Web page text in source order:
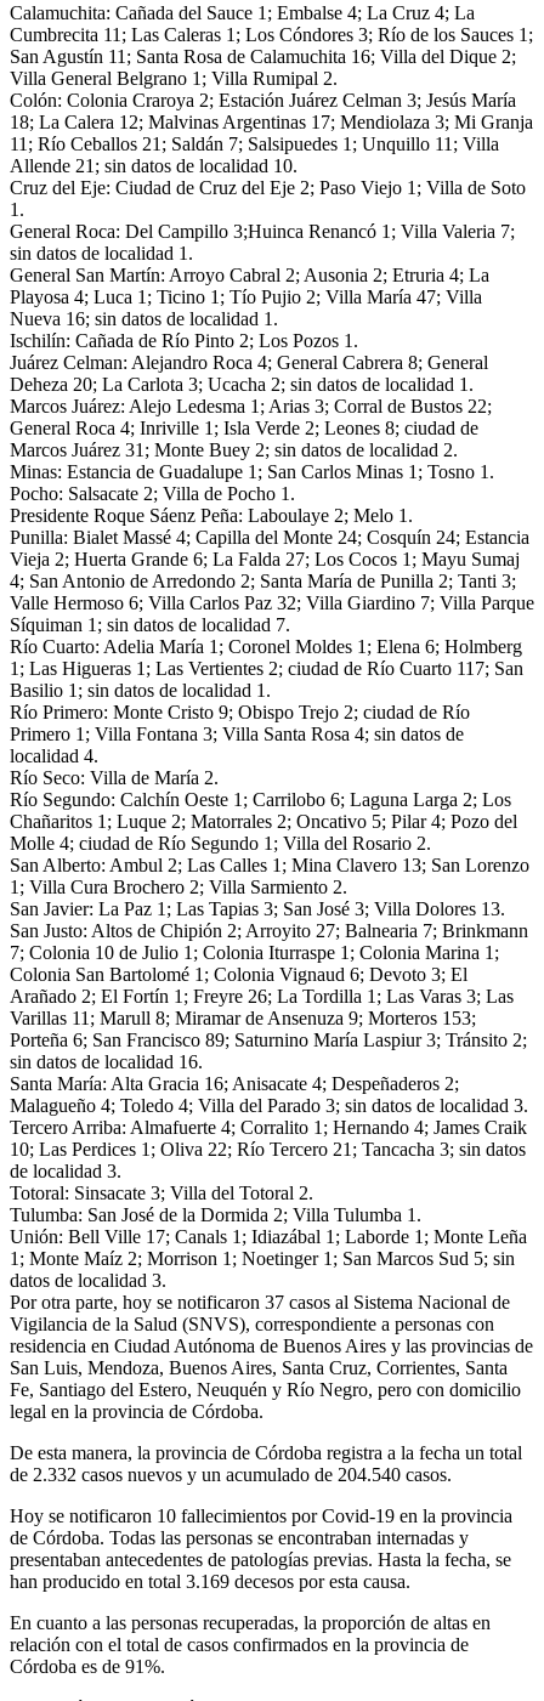
Calamuchita: Cañada del Sauce 1; Embalse 4; La Cruz 4; La
Cumbrecita 11; Las Caleras 1; Los Cóndores 3; Río de los Sauces 1;
San Agustín 11; Santa Rosa de Calamuchita 16; Villa del Dique 2;
Villa General Belgrano 1; Villa Rumipal 2.
Colón: Colonia Craroya 2; Estación Juárez Celman 3; Jesús María
18; La Calera 12; Malvinas Argentinas 17; Mendiolaza 3; Mi Granja
11; Río Ceballos 21; Saldán 7; Salsipuedes 1; Unquillo 11; Villa
Allende 21; sin datos de localidad 10.
Cruz del Eje: Ciudad de Cruz del Eje 2; Paso Viejo 1; Villa de Soto
1.
General Roca: Del Campillo 3;Huinca Renancó 1; Villa Valeria 7;
sin datos de localidad 1.
General San Martín: Arroyo Cabral 2; Ausonia 2; Etruria 4; La
Playosa 4; Luca 1; Ticino 1; Tío Pujio 2; Villa María 47; Villa
Nueva 16; sin datos de localidad 1.
Ischilín: Cañada de Río Pinto 2; Los Pozos 1.
Juárez Celman: Alejandro Roca 4; General Cabrera 8; General
Deheza 20; La Carlota 3; Ucacha 2; sin datos de localidad 1.
Marcos Juárez: Alejo Ledesma 1; Arias 3; Corral de Bustos 22;
General Roca 4; Inriville 1; Isla Verde 2; Leones 8; ciudad de
Marcos Juárez 31; Monte Buey 2; sin datos de localidad 2.
Minas: Estancia de Guadalupe 1; San Carlos Minas 1; Tosno 1.
Pocho: Salsacate 2; Villa de Pocho 1.
Presidente Roque Sáenz Peña: Laboulaye 2; Melo 1.
Punilla: Bialet Massé 4; Capilla del Monte 24; Cosquín 24; Estancia
Vieja 2; Huerta Grande 6; La Falda 27; Los Cocos 1; Mayu Sumaj
4; San Antonio de Arredondo 2; Santa María de Punilla 2; Tanti 3;
Valle Hermoso 6; Villa Carlos Paz 32; Villa Giardino 7; Villa Parque
Síquiman 1; sin datos de localidad 7.
Río Cuarto: Adelia María 1; Coronel Moldes 1; Elena 6; Holmberg
1; Las Higueras 1; Las Vertientes 2; ciudad de Río Cuarto 117; San
Basilio 1; sin datos de localidad 1.
Río Primero: Monte Cristo 9; Obispo Trejo 2; ciudad de Río
Primero 1; Villa Fontana 3; Villa Santa Rosa 4; sin datos de
localidad 4.
Río Seco: Villa de María 2.
Río Segundo: Calchín Oeste 1; Carrilobo 6; Laguna Larga 2; Los
Chañaritos 1; Luque 2; Matorrales 2; Oncativo 5; Pilar 4; Pozo del
Molle 4; ciudad de Río Segundo 1; Villa del Rosario 2.
San Alberto: Ambul 2; Las Calles 1; Mina Clavero 13; San Lorenzo
1; Villa Cura Brochero 2; Villa Sarmiento 2.
San Javier: La Paz 1; Las Tapias 3; San José 3; Villa Dolores 13.
San Justo: Altos de Chipión 2; Arroyito 27; Balnearia 7; Brinkmann
7; Colonia 10 de Julio 1; Colonia Iturraspe 1; Colonia Marina 1;
Colonia San Bartolomé 1; Colonia Vignaud 6; Devoto 3; El
Arañado 2; El Fortín 1; Freyre 26; La Tordilla 1; Las Varas 3; Las
Varillas 11; Marull 8; Miramar de Ansenuza 9; Morteros 153;
Porteña 6; San Francisco 89; Saturnino María Laspiur 3; Tránsito 2;
sin datos de localidad 16.
Santa María: Alta Gracia 16; Anisacate 4; Despeñaderos 2;
Malagueño 4; Toledo 4; Villa del Parado 3; sin datos de localidad 3.
Tercero Arriba: Almafuerte 4; Corralito 1; Hernando 4; James Craik
10; Las Perdices 1; Oliva 22; Río Tercero 21; Tancacha 3; sin datos
de localidad 3.
Totoral: Sinsacate 3; Villa del Totoral 2.
Tulumba: San José de la Dormida 2; Villa Tulumba 1.
Unión: Bell Ville 17; Canals 1; Idiazábal 1; Laborde 1; Monte Leña
1; Monte Maíz 2; Morrison 1; Noetinger 1; San Marcos Sud 5; sin
datos de localidad 3.
Por otra parte, hoy se notificaron 37 casos al Sistema Nacional de
Vigilancia de la Salud (SNVS), correspondiente a personas con
residencia en Ciudad Autónoma de Buenos Aires y las provincias de
San Luis, Mendoza, Buenos Aires, Santa Cruz, Corrientes, Santa
Fe, Santiago del Estero, Neuquén y Río Negro, pero con domicilio
legal en la provincia de Córdoba.
De esta manera, la provincia de Córdoba registra a la fecha un total
de 2.332 casos nuevos y un acumulado de 204.540 casos.
Hoy se notificaron 10 fallecimientos por Covid-19 en la provincia
de Córdoba. Todas las personas se encontraban internadas y
presentaban antecedentes de patologías previas. Hasta la fecha, se
han producido en total 3.169 decesos por esta causa.
En cuanto a las personas recuperadas, la proporción de altas en
relación con el total de casos confirmados en la provincia de
Córdoba es de 91%.